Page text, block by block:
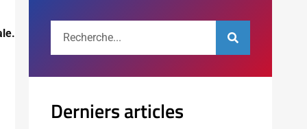
Derniers articles